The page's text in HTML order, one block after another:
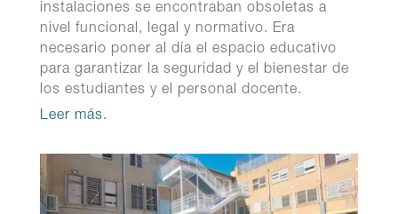
instalaciones se encontraban obsoletas a
nivel funcional, legal y normativo. Era
necesario poner al día el espacio educativo
para garantizar la seguridad y el bienestar de
los estudiantes y el personal docente.
Leer más.